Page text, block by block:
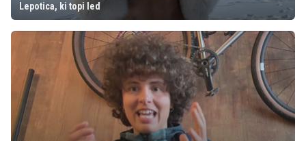
Lepotica, ki topi led